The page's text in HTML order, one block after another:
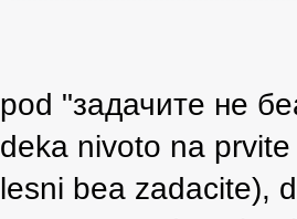
pod "задачите не
deka nivoto na
lesni bea zadacite),